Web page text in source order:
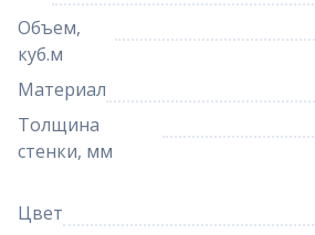
Объем,
куб.м
Материал
Толщина
стенки, мм
Цвет